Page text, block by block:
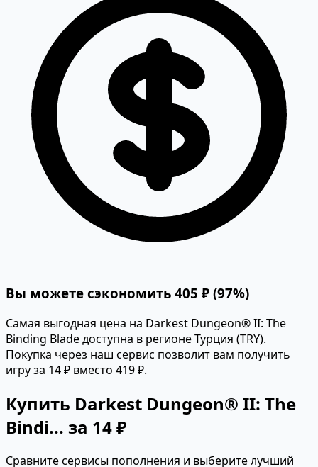
Вы можете сэкономить 405 ₽ (97%)
Самая выгодная цена на Darkest Dungeon® II: The
Binding Blade доступна в регионе Турция (TRY).
Покупка через наш сервис позволит вам получить
игру за 14 ₽ вместо 419 ₽.
Купить Darkest Dungeon® II: The
Bindi... за 14 ₽
Сравните сервисы пополнения и выберите лучший